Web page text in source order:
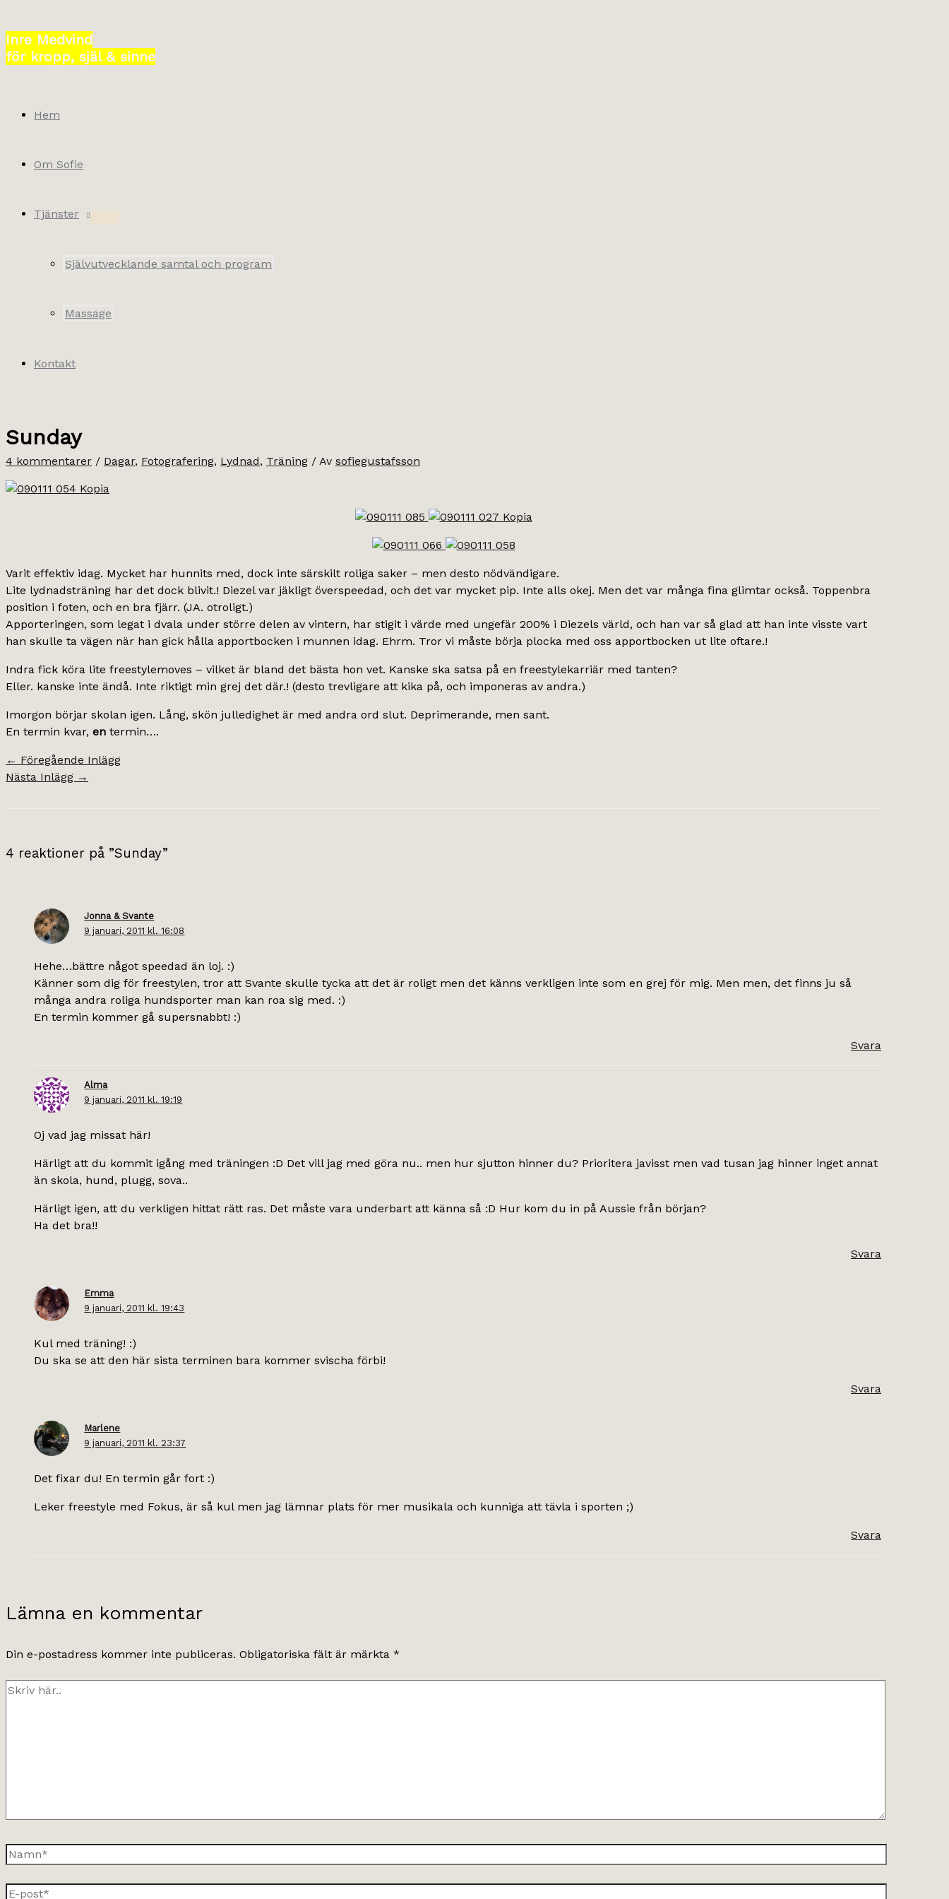
till
innehåll
Inre Medvind
för kropp, själ & sinne
Hem
Om Sofie
Tjänster
Självutvecklande samtal och program
Massage
Kontakt
Sunday
4 kommentarer / Dagar, Fotografering, Lydnad, Träning / Av sofiegustafsson
Varit effektiv idag. Mycket har hunnits med, dock inte särskilt roliga saker – men desto nödvändigare.
Lite lydnadsträning har det dock blivit.! Diezel var jäkligt överspeedad, och det var mycket pip. Inte alls okej. Men det var många fina glimtar också. Toppenbra
position i foten, och en bra fjärr. (JA. otroligt.)
Apporteringen, som legat i dvala under större delen av vintern, har stigit i värde med ungefär 200% i Diezels värld, och han var så glad att han inte visste vart
han skulle ta vägen när han gick hålla apportbocken i munnen idag. Ehrm. Tror vi måste börja plocka med oss apportbocken ut lite oftare.!
Indra fick köra lite freestylemoves – vilket är bland det bästa hon vet. Kanske ska satsa på en freestylekarriär med tanten?
Eller. kanske inte ändå. Inte riktigt min grej det där.! (desto trevligare att kika på, och imponeras av andra.)
Imorgon börjar skolan igen. Lång, skön julledighet är med andra ord slut. Deprimerande, men sant.
En termin kvar, en termin….
← Föregående Inlägg
Nästa Inlägg →
4 reaktioner på ”Sunday”
Jonna & Svante
9 januari, 2011 kl. 16:08
Hehe…bättre något speedad än loj. :)
Känner som dig för freestylen, tror att Svante skulle tycka att det är roligt men det känns verkligen inte som en grej för mig. Men men, det finns ju så
många andra roliga hundsporter man kan roa sig med. :)
En termin kommer gå supersnabbt! :)
Svara
Alma
9 januari, 2011 kl. 19:19
Oj vad jag missat här!
Härligt att du kommit igång med träningen :D Det vill jag med göra nu.. men hur sjutton hinner du? Prioritera javisst men vad tusan jag hinner inget annat
än skola, hund, plugg, sova..
Härligt igen, att du verkligen hittat rätt ras. Det måste vara underbart att känna så :D Hur kom du in på Aussie från början?
Ha det bra!!
Svara
Emma
9 januari, 2011 kl. 19:43
Kul med träning! :)
Du ska se att den här sista terminen bara kommer svischa förbi!
Svara
Marlene
9 januari, 2011 kl. 23:37
Det fixar du! En termin går fort :)
Leker freestyle med Fokus, är så kul men jag lämnar plats för mer musikala och kunniga att tävla i sporten ;)
Svara
Lämna en kommentar
Din e-postadress kommer inte publiceras. Obligatoriska fält är märkta *
Skriv
Namn*
E-